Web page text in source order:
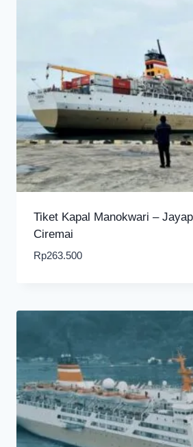
Tiket Kapal Manokwari –
Ciremai
Rp263.500